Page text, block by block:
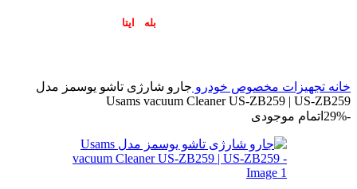
بله ایتا
خانه تجهیزات مخصوص خودرو جارو شارژی تاشو یوسمز مدل
Usams vacuum Cleaner US-ZB259 | US-ZB259
-29%
اتمام موجودی